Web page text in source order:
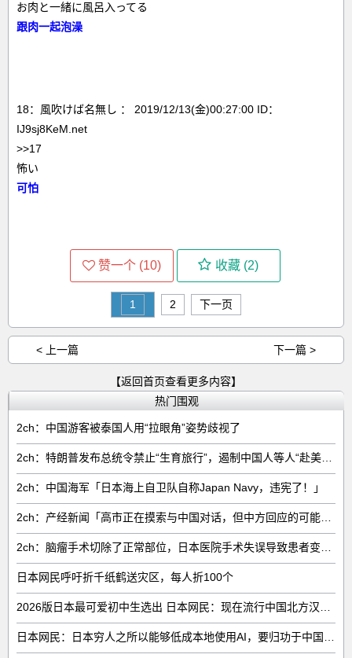
お肉と一緒に風呂入ってる
跟肉一起泡澡
18：風吹けば名無し ： 2019/12/13(金)00:27:00 ID：
IJ9sj8KeM.net
>>17
怖い
可怕
赞一个 (10) 收藏 (2)
1 2 下一页
< 上一篇 下一篇 >
【返回首页查看更多内容】
热门围观
2ch：中国游客被泰国人用“拉眼角”姿势歧视了
2ch：中国海军「日本海上自卫队自称Japan Navy，违宪了！」
日本网民呼吁折千纸鹤送灾区，每人折100个